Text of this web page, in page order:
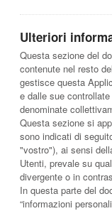
Ulteriori
Questa sezione del
contenute nel resto
gestisce questa
e dalle sue
denominate
Questa sezione si
sono indicati di
"vostro"), ai sensi
Utenti, prevale su
divergente o in
In questa parte del
“informazioni